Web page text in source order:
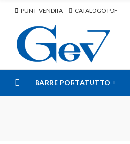
PUNTI VENDITA CATALOGO PDF
BARRE PORTATUTTO